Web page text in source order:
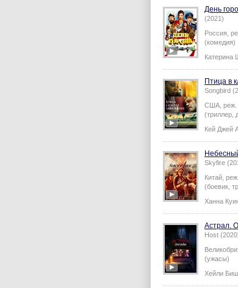
День
(2021)
Россия,
(комедия)
Катерина
Птица в
Songbird
США, реж.
(триллер,
Кей Джей
Skyfire
Китай, реж.
(боевик,
Ханна
Астрал.
Host
(ужасы)
Хейли